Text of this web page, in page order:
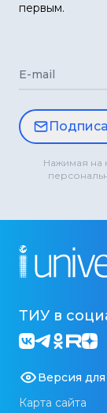
первым.
E-mail
Нажимая на
ТИУ в
Версия
Карта сайта